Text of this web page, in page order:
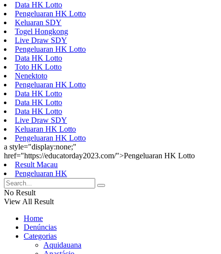
Data HK Lotto
Pengeluaran HK Lotto
Keluaran SDY
Togel Hongkong
Live Draw SDY
Pengeluaran HK Lotto
Data HK Lotto
Toto HK Lotto
Nenektoto
Pengeluaran HK Lotto
Data HK Lotto
Data HK Lotto
Data HK Lotto
Live Draw SDY
Keluaran HK Lotto
Pengeluaran HK Lotto
a style="display:none;"
href="https://educatorday2023.com/">Pengeluaran HK Lotto
Result Macau
Pengeluaran HK
No Result
View All Result
Home
Denúncias
Categorias
Aquidauana